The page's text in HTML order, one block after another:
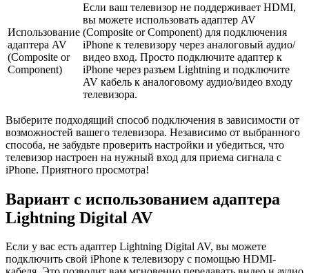
Использование
адаптера AV
(Composite or
Component)
Если ваш телевизор не поддерживает HDMI,
вы можете использовать адаптер AV
(Composite or Component) для подключения
iPhone к телевизору через аналоговый аудио/
видео вход. Просто подключите адаптер к
iPhone через разъем Lightning и подключите
AV кабель к аналоговому аудио/видео входу
телевизора.
Выберите подходящий способ подключения в зависимости от
возможностей вашего телевизора. Независимо от выбранного
способа, не забудьте проверить настройки и убедиться, что
телевизор настроен на нужный вход для приема сигнала с
iPhone. Приятного просмотра!
Вариант с использованием адаптера
Lightning Digital AV
Если у вас есть адаптер Lightning Digital AV, вы можете
подключить свой iPhone к телевизору с помощью HDMI-